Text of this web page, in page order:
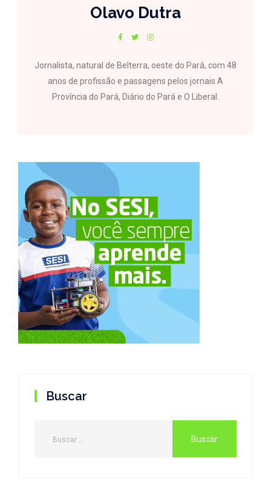
Olavo Dutra
Jornalista, natural de Belterra, oeste do Pará, com 48
anos de profissão e passagens pelos jornais A
Província do Pará, Diário do Pará e O Liberal.
Buscar